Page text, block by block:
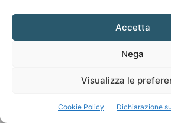
Accetta
Nega
Visualizza le
Cookie Policy Dichiarazione